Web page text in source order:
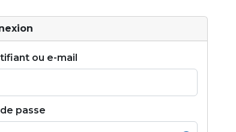
ou e-mail
passe